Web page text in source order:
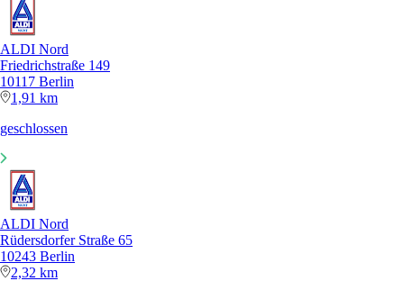
ALDI Nord
Friedrichstraße 149
10117 Berlin
1,91 km
geschlossen
ALDI Nord
Rüdersdorfer Straße 65
10243 Berlin
2,32 km